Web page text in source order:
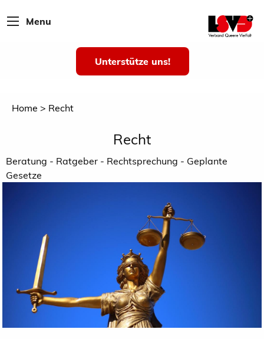
Menu
Unterstütze uns!
Home Recht
Recht
Beratung - Ratgeber - Rechtsprechung - Geplante
Gesetze